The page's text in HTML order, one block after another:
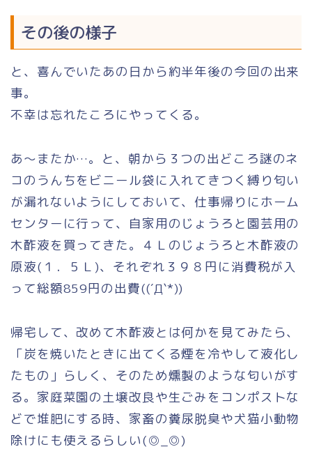
その後の様子
と、喜んでいたあの日から約半年後の今回の出来
事。
不幸は忘れたころにやってくる。
あ～またか…。と、朝から３つの出どころ謎のネ
コのうんちをビニール袋に入れてきつく縛り匂い
が漏れないようにしておいて、仕事帰りにホーム
センターに行って、自家用のじょうろと園芸用の
木酢液を買ってきた。４Ｌのじょうろと木酢液の
原液(１．５Ｌ)、それぞれ３９８円に消費税が入
って総額859円の出費((´Д`*))
帰宅して、改めて木酢液とは何かを見てみたら、
「炭を焼いたときに出てくる煙を冷やして液化し
たもの」らしく、そのため燻製のような匂いがす
る。家庭菜園の土壌改良や生ごみをコンポストな
どで堆肥にする時、家畜の糞尿脱臭や犬猫小動物
除けにも使えるらしい(◎_◎)